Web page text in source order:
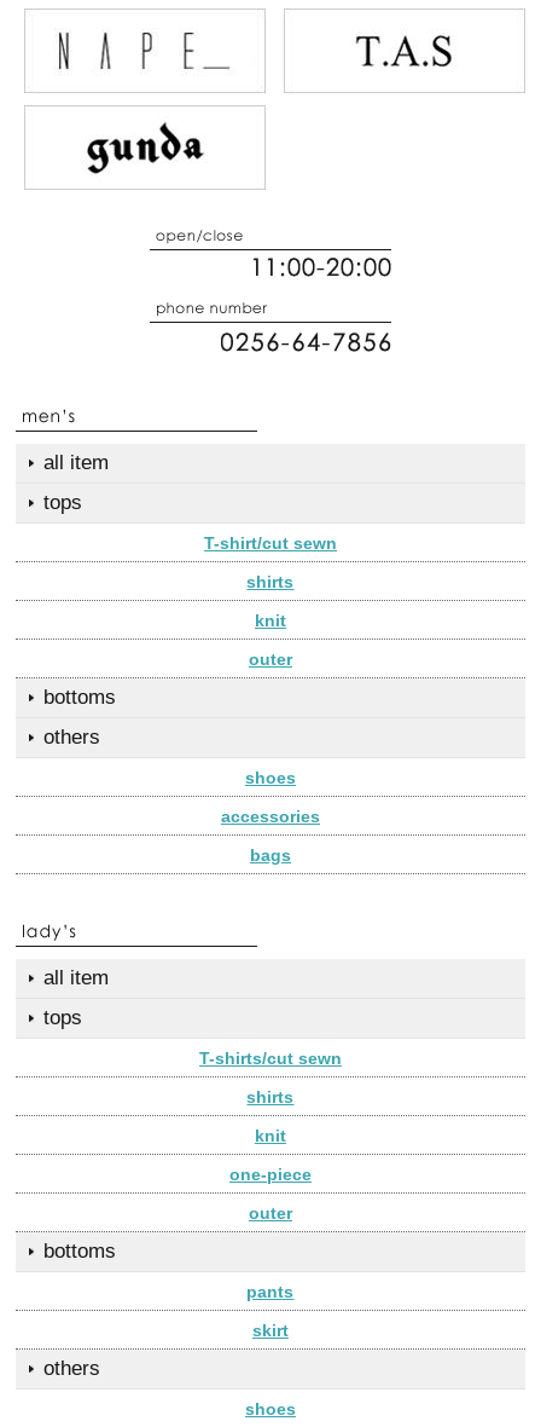
all item
tops
T-shirt/cut sewn
shirts
knit
outer
bottoms
others
shoes
accessories
bags
all item
tops
T-shirts/cut sewn
shirts
knit
one-piece
outer
bottoms
pants
skirt
others
shoes